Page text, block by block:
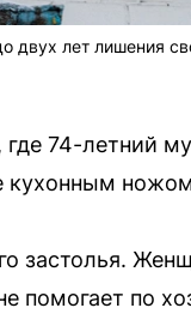
двух лет лишения
74-летний
кухонным
застолья.
помогает по